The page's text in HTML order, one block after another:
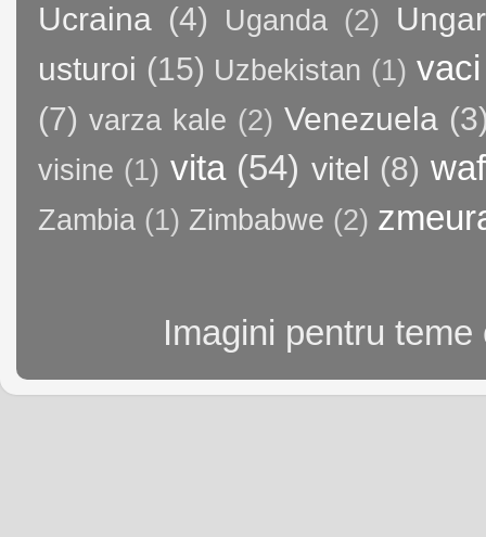
Ucraina (4) Uganda (2)
usturoi (15) Uzbekistan (1) vaci
(7) varza kale (2) Venezuela
visine (1) vita (54) vitel (8)
Zambia (1) Zimbabwe (2)
Imagini pentru